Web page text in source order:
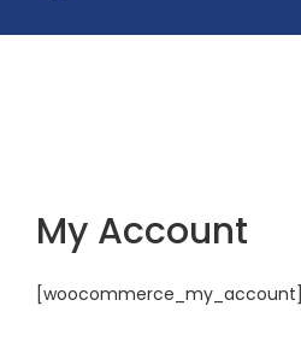
My Account
[woocommerce_my_account]